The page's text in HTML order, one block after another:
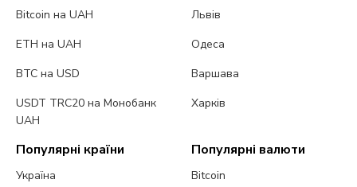
Bitcoin на UAH
ETH на UAH
BTC на USD
USDT TRC20 на Монобанк
UAH
Львів
Одеса
Варшава
Харків
Популярні країни
Україна
Популярні валюти
Bitcoin